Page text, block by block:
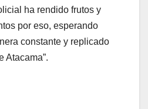
ha rendido frutos y
por eso, esperando
constante y replicado
Atacama”.